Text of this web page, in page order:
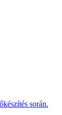
során.